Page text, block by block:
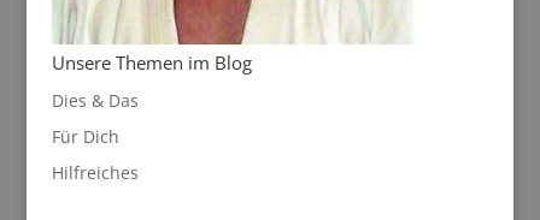
Unsere Themen im Blog
Dies & Das
Für Dich
Hilfreiches